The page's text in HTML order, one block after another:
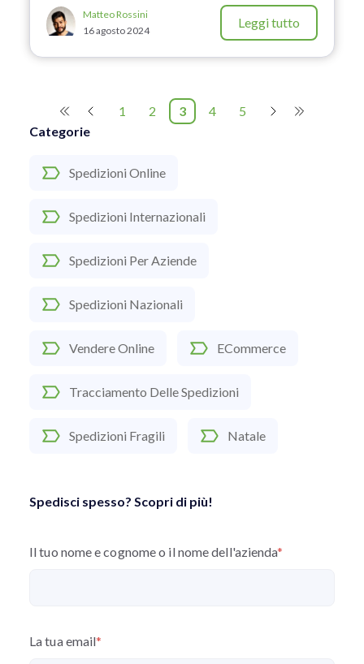
Categorie
Spedizioni Online
Spedizioni Internazionali
Spedizioni Per Aziende
Spedizioni Nazionali
Vendere Online ECommerce
Tracciamento Delle Spedizioni
Spedizioni Fragili Natale
Spedisci spesso? Scopri di più!
Il tuo nome e cognome o il nome dell'azienda*
La tua email*
Matteo Rossini
16 agosto 2024
Leggi tutto
1 2 3 4 5